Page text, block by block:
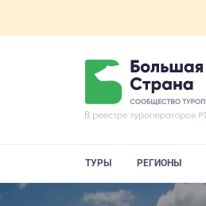
ТУРЫ РЕГИОНЫ